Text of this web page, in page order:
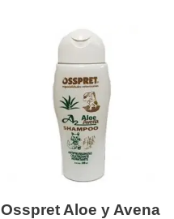
Osspret Aloe y Avena